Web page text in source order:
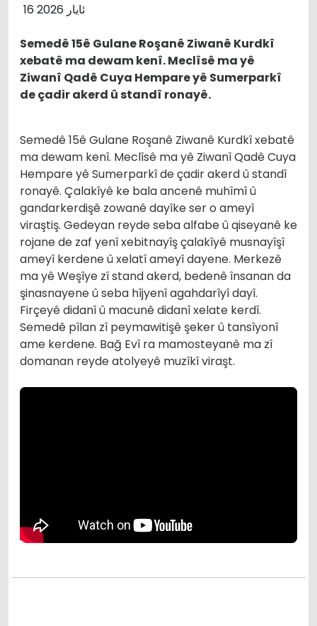
16 ئایار 2026
Semedê 15ê Gulane Roşanê Ziwanê Kurdkî
xebatê ma dewam kenî. Meclîsê ma yê
Ziwanî Qadê Cuya Hempare yê Sumerparkî
de çadir akerd û standî ronayê.
Semedê 15ê Gulane Roşanê Ziwanê Kurdkî xebatê
ma dewam kenî. Meclîsê ma yê Ziwanî Qadê Cuya
Hempare yê Sumerparkî de çadir akerd û standî
ronayê. Çalakîyê ke bala ancenê muhîmî û
gandarkerdişê zowanê dayîke ser o ameyî
viraştiş. Gedeyan reyde seba alfabe û qiseyanê ke
rojane de zaf yenî xebitnayîş çalakîyê musnayîşî
ameyî kerdene û xelatî ameyî dayene. Merkezê
ma yê Weşîye zî stand akerd, bedenê însanan da
şinasnayene û seba hîjyenî agahdarîyî dayî.
Firçeyê didanî û macunê didanî xelate kerdî.
Semedê pîlan zî peymawitişê şeker û tansîyonî
ame kerdene. Bağ Evî ra mamosteyanê ma zî
domanan reyde atolyeyê muzîkî viraşt.